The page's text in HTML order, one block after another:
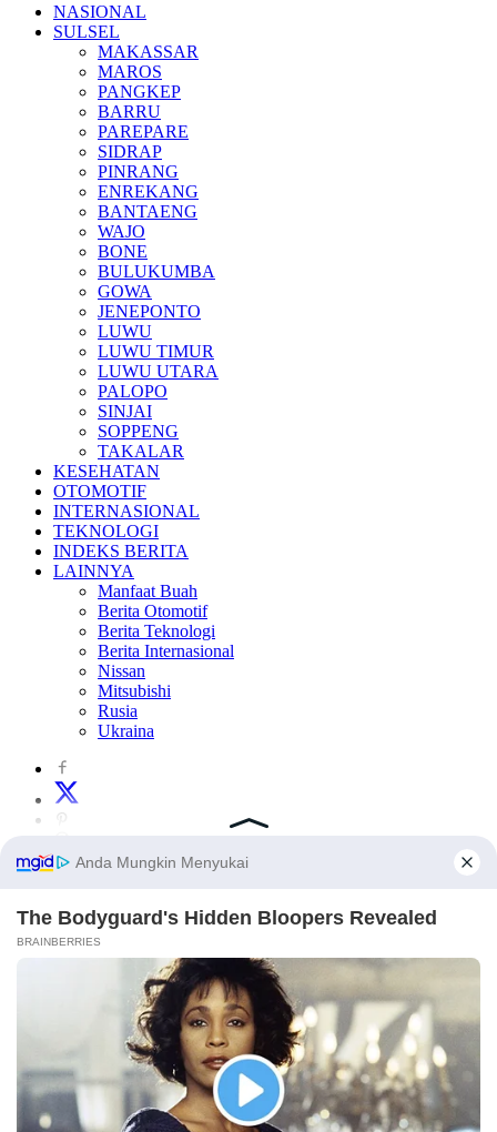
NASIONAL
SULSEL
MAKASSAR
MAROS
PANGKEP
BARRU
PAREPARE
SIDRAP
PINRANG
ENREKANG
BANTAENG
WAJO
BONE
BULUKUMBA
GOWA
JENEPONTO
LUWU
LUWU TIMUR
LUWU UTARA
PALOPO
SINJAI
SOPPENG
TAKALAR
KESEHATAN
OTOMOTIF
INTERNASIONAL
TEKNOLOGI
INDEKS BERITA
LAINNYA
Manfaat Buah
Berita Otomotif
Berita Teknologi
Berita Internasional
Nissan
Mitsubishi
Rusia
Ukraina
×